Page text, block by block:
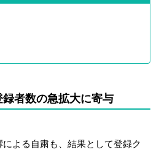
者数の急拡大に寄与
よる自粛も、結果として登録ク